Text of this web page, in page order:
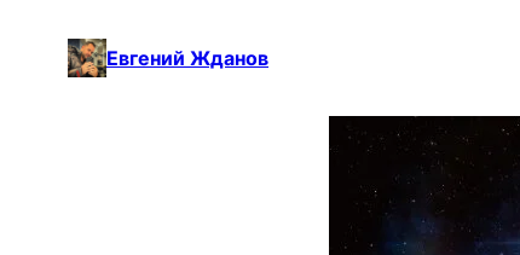
Евгений Жданов